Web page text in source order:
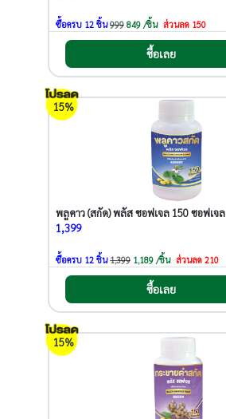
ซื้อครบ 12 ชิ้น999 849 /ชิ้น ส่วนลด 150
ซื้อเลย
15%
พลูคาว (สกัด) พลัส ซอฟเจล 150 ซอฟเจล
1,399
ซื้อครบ 12 ชิ้น1,399 1,189 /ชิ้น ส่วนลด 210
ซื้อเลย
15%